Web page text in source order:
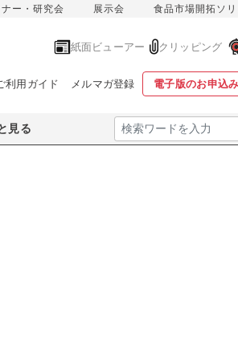
ナー・研究会 展示会 食品市場開拓ソ
紙面ビューアー クリッピング
利用ガイド メルマガ登録 電子版のお申込み
見る